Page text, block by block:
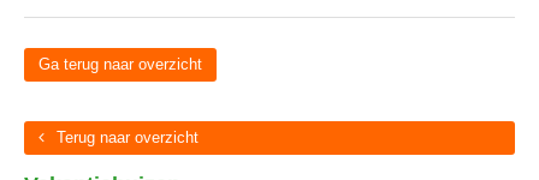
Ga terug naar overzicht
Terug naar overzicht